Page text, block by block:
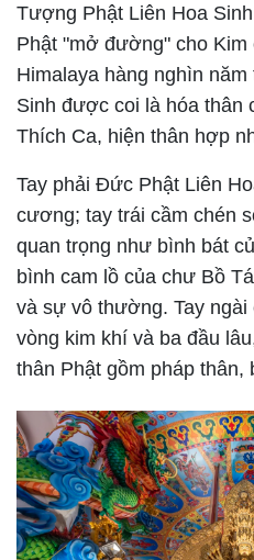
Tượng Phật Liên Hoa
Phật "mở đường" cho
Himalaya hàng nghìn
Sinh được coi là hóa thân
Thích Ca, hiện thân hợp
Tay phải Đức Phật Liên
cương; tay trái cầm chén
quan trọng như bình bát
bình cam lồ của chư Bồ
và sự vô thường. Tay
vòng kim khí và ba đầu
thân Phật gồm pháp thân,